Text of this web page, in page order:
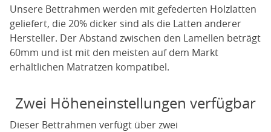
Unsere Bettrahmen werden mit gefederten Holzlatten
geliefert, die 20% dicker sind als die Latten anderer
Hersteller. Der Abstand zwischen den Lamellen beträgt
60mm und ist mit den meisten auf dem Markt
erhältlichen Matratzen kompatibel.
Zwei Höheneinstellungen verfügbar
Dieser Bettrahmen verfügt über zwei